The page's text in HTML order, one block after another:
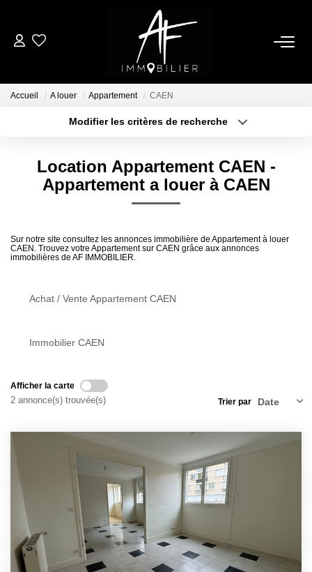
ACHETER
Notre Équipe
Nous Rejoindre
Accueil A louer Appartement CAEN
Modifier les critères de recherche
Sélectionnez...
Type de bien
Surface min
Créer une alerte
Location Appartement CAEN -
Appartement a louer à CAEN
Sur notre site consultez les annonces immobilière de Appartement à louer
CAEN. Trouvez votre Appartement sur CAEN grâce aux annonces
immobilières de AF IMMOBILIER.
Achat / Vente Appartement CAEN
Immobilier CAEN
Afficher la carte
2 annonce(s) trouvée(s) Trier par